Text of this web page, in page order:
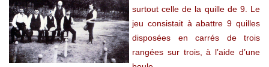
surtout celle de la quille de 9. Le
jeu consistait à abattre 9 quilles
disposées en carrés de trois
rangées sur trois, à l’aide d’une